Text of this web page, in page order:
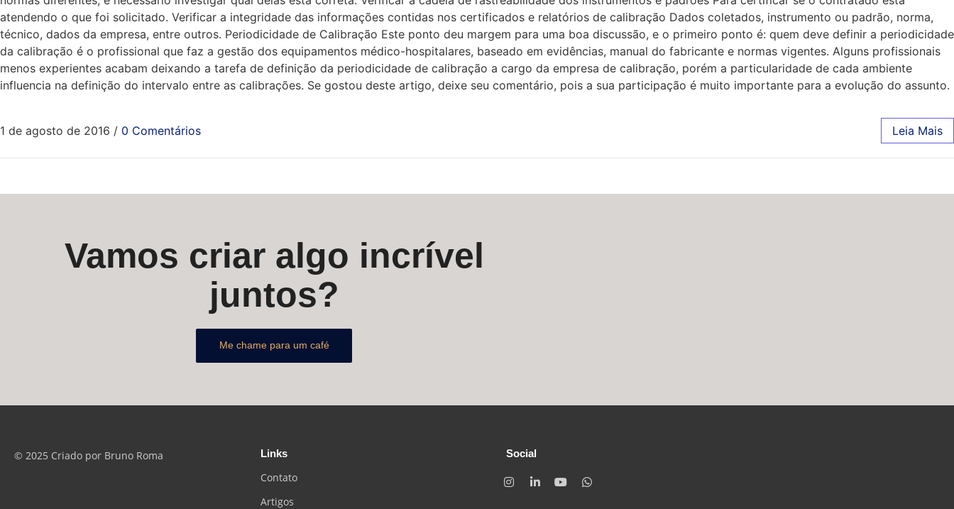
atendendo o que foi solicitado. Verificar a integridade das informações contidas nos certificados e relatórios de calibração Dados coletados, instrumento ou padrão, norma,
técnico, dados da empresa, entre outros. Periodicidade de Calibração Este ponto deu margem para uma boa discussão, e o primeiro ponto é: quem deve definir a periodicidade
da calibração é o profissional que faz a gestão dos equipamentos médico-hospitalares, baseado em evidências, manual do fabricante e normas vigentes. Alguns profissionais
menos experientes acabam deixando a tarefa de definição da periodicidade de calibração a cargo da empresa de calibração, porém a particularidade de cada ambiente
influencia na definição do intervalo entre as calibrações. Se gostou deste artigo, deixe seu comentário, pois a sua participação é muito importante para a evolução do assunto.
1 de agosto de 2016 / 0 Comentários Leia Mais
Vamos criar algo incrível
juntos?
Me chame para um café
© 2025 Criado por Bruno Roma Links
Contato
Artigos
Social